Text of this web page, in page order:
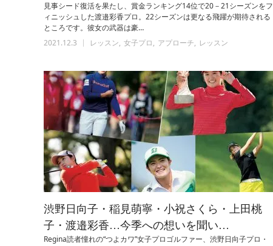
見事シード復活を果たし、賞金ランキング14位で20－21シーズンをフ
ィニッシュした渡邉彩香プロ。22シーズンは更なる飛躍が期待される
ところです。彼女の武器は豪…
2021.12.3
レッスン 女子プロ アプローチ レッスン
渋野日向子・稲見萌寧・小祝さくら・上田桃
子・渡邉彩香…今季への想いを聞い…
Regina読者憧れの“つよカワ”女子プロゴルファー、渋野日向子プロ・